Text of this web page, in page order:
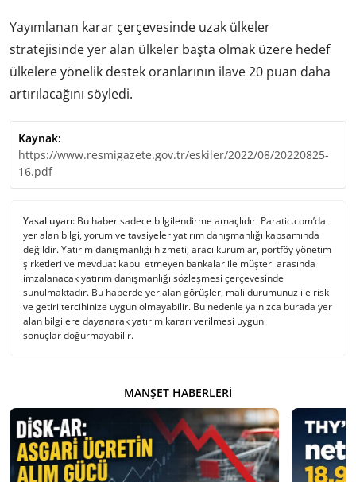
Yayımlanan karar çerçevesinde uzak ülkeler
stratejisinde yer alan ülkeler başta olmak üzere hedef
ülkelere yönelik destek oranlarının ilave 20 puan daha
artırılacağını söyledi.
Kaynak:
https://www.resmigazete.gov.tr/eskiler/2022/08/20220825-
16.pdf
Yasal uyarı: Bu haber sadece bilgilendirme amaçlıdır. Paratic.com’da
yer alan bilgi, yorum ve tavsiyeler yatırım danışmanlığı kapsamında
değildir. Yatırım danışmanlığı hizmeti, aracı kurumlar, portföy yönetim
şirketleri ve mevduat kabul etmeyen bankalar ile müşteri arasında
imzalanacak yatırım danışmanlığı sözleşmesi çerçevesinde
sunulmaktadır. Bu haberde yer alan görüşler, mali durumunuz ile risk
ve getiri tercihinize uygun olmayabilir. Bu nedenle yalnızca burada yer
alan bilgilere dayanarak yatırım kararı verilmesi uygun
sonuçlar doğurmayabilir.
MANŞET HABERLERI